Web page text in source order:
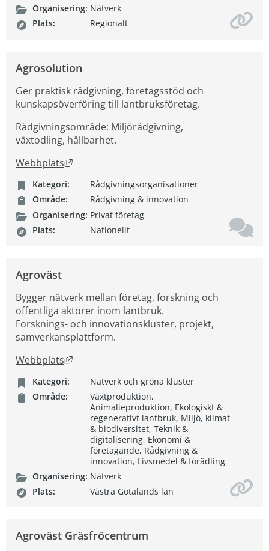
Organisering: Nätverk
Plats:
Regionalt
Agrosolution
Ger praktisk rådgivning, företagsstöd och
kunskapsöverföring till lantbruksföretag.
Rådgivningsområde: Miljörådgivning,
växtodling, hållbarhet.
Webbplats
Länk till annan webbplats, öppnas i nytt
Kategori:
Rådgivningsorganisationer
Område:
Rådgivning & innovation
Organisering: Privat företag
Plats:
Nationellt
Agroväst
Bygger nätverk mellan företag, forskning och
offentliga aktörer inom lantbruk.
Forsknings- och innovationskluster, projekt,
samverkansplattform.
Webbplats
Länk till annan webbplats, öppnas i nytt
Kategori:
Nätverk och gröna kluster
Område:
Växtproduktion,
Animalieproduktion, Ekologiskt &
regenerativt lantbruk, Miljö, klimat
& biodiversitet, Teknik &
digitalisering, Ekonomi &
företagande, Rådgivning &
innovation, Livsmedel & förädling
Organisering: Nätverk
Plats:
Västra Götalands län
Agroväst Gräsfröcentrum